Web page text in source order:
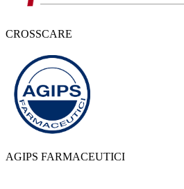
CROSSCARE
AGIPS FARMACEUTICI